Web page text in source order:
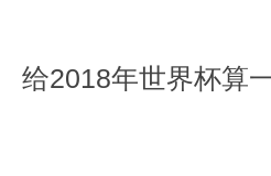
给2018年世界杯算